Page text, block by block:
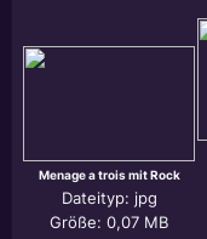
Menage a trois mit Rock
Dateityp: jpg
Größe: 0,07 MB